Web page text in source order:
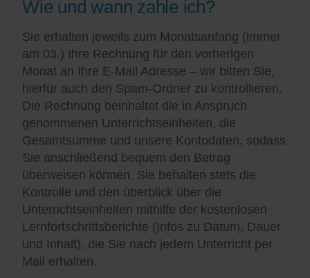
Wie und wann zahle ich?
Sie erhalten jeweils zum Monatsanfang (immer
am 03.) Ihre Rechnung für den vorherigen
Monat an Ihre E-Mail Adresse – wir bitten Sie,
hierfür auch den Spam-Ordner zu kontrollieren.
Die Rechnung beinhaltet die in Anspruch
genommenen Unterrichtseinheiten, die
Gesamtsumme und unsere Kontodaten, sodass
Sie anschließend bequem den Betrag
überweisen können. Sie behalten stets die
Kontrolle und den überblick über die
Unterrichtseinheiten mithilfe der kostenlosen
Lernfortschrittsberichte (Infos zu Datum, Dauer
und Inhalt), die Sie nach jedem Unterricht per
Mail erhalten.